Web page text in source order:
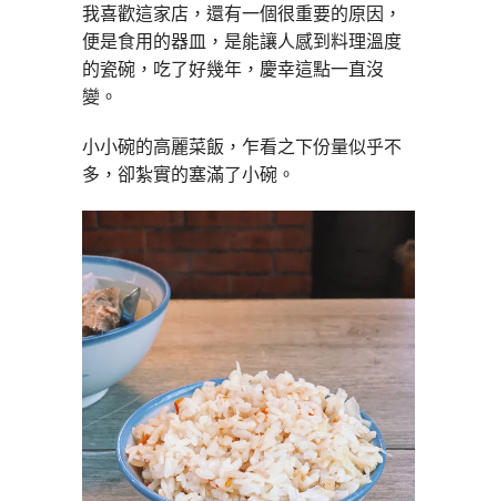
我喜歡這家店，還有一個很重要的原因，
便是食用的器皿，是能讓人感到料理溫度
的瓷碗，吃了好幾年，慶幸這點一直沒
變。
小小碗的高麗菜飯，乍看之下份量似乎不
多，卻紮實的塞滿了小碗。